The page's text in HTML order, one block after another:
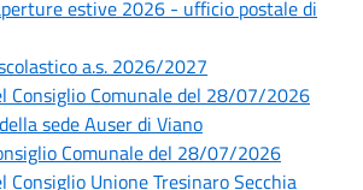
estive 2026 - ufficio postale di
a.s. 2026/2027
Consiglio Comunale del 28/07/2026
sede Auser di Viano
Comunale del 28/07/2026
Consiglio Unione Tresinaro Secchia